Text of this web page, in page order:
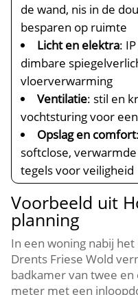
de wand, nis in de
besparen op ruimte
Licht en elektra:
dimbare
vloerverwarming
Ventilatie: stil en
vochtsturing voor
Opslag en comfort
softclose,
tegels voor veiligheid
Voorbeeld uit
planning
In een woning nabij
Drents Friese Wold
badkamer van twee
meter met een